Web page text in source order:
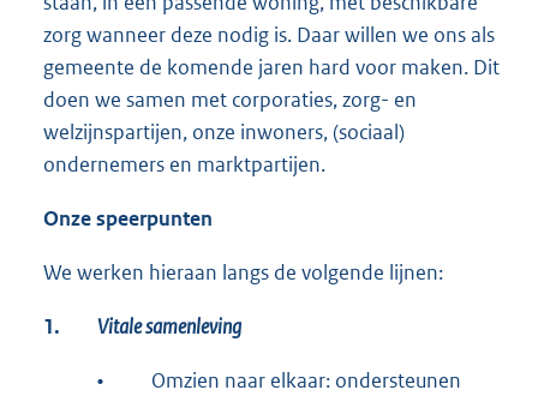
zorg wanneer deze nodig is. Daar willen we ons als
gemeente de komende jaren hard voor maken. Dit
doen we samen met corporaties, zorg- en
welzijnspartijen, onze inwoners, (sociaal)
ondernemers en marktpartijen.
Onze speerpunten
We werken hieraan langs de volgende lijnen:
1. Vitale samenleving
•
Omzien naar elkaar: ondersteunen